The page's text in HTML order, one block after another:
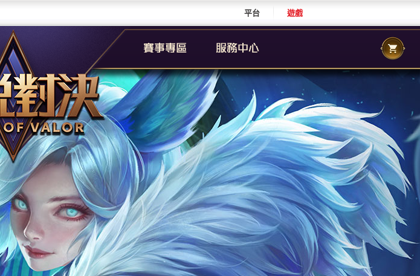
遊戲
平台
GCS 職業聯賽
傳說城市賽
校園傳說
ACS 校園聯賽
傳說國際賽
社群自辦賽事